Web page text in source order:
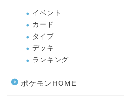
イベント
カード
タイプ
デッキ
ランキング
ポケモンHOME